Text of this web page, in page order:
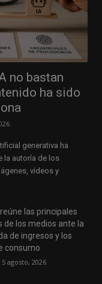
no bastan
ha sido
generativa ha
la autoría de los
vídeos y
las principales
de los medios ante la
de ingresos y los
consumo
5 agosto, 2026